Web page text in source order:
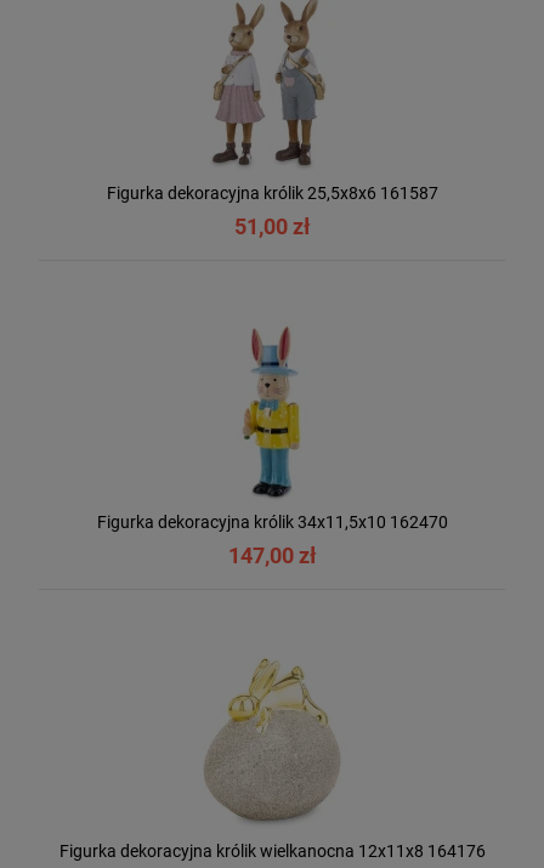
Figurka dekoracyjna królik 25,5x8x6 161587
51,00 zł
Figurka dekoracyjna królik 34x11,5x10 162470
147,00 zł
Figurka dekoracyjna królik wielkanocna 12x11x8 164176